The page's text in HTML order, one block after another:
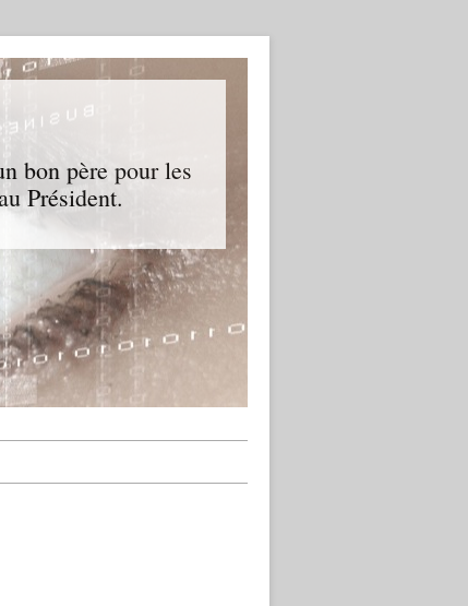
bon père pour les
Président.